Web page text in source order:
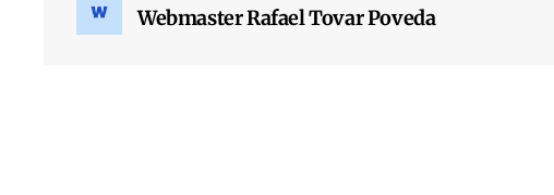
Webmaster Rafael Tovar Poveda